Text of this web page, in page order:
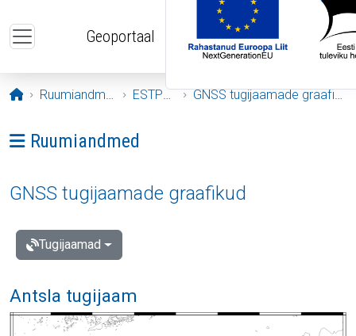
Geoportaal
Avaleht
Ruumiandmed ESTPOS GNSS tugijaamade graafikud
Ava menüü: Ruumiandmed
Ruumiandmed
GNSS tugijaamade graafikud
Tugijaamad
Antsla tugijaam